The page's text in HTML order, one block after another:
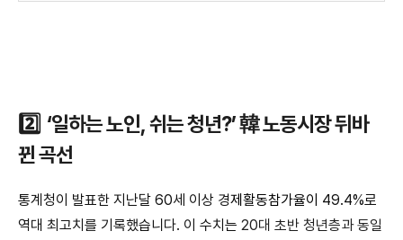
2️⃣ ‘일하는 노인, 쉬는 청년?’ 韓 노동시장 뒤바
뀐 곡선
통계청이 발표한 지난달 60세 이상 경제활동참가율이 49.4%로
역대 최고치를 기록했습니다. 이 수치는 20대 초반 청년층과 동일